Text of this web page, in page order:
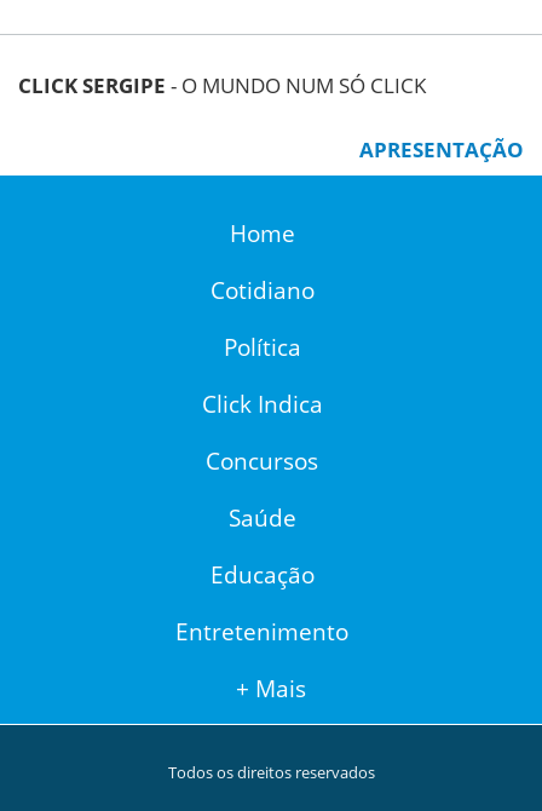
CLICK SERGIPE - O MUNDO NUM SÓ CLICK
APRESENTAÇÃO
Home
Cotidiano
Política
Click Indica
Concursos
Saúde
Educação
Entretenimento
+ Mais
Todos os direitos reservados